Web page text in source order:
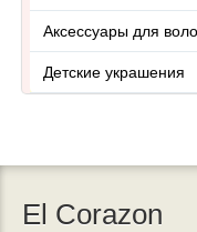
Аксессуары для
Детские украшения
El Corazon